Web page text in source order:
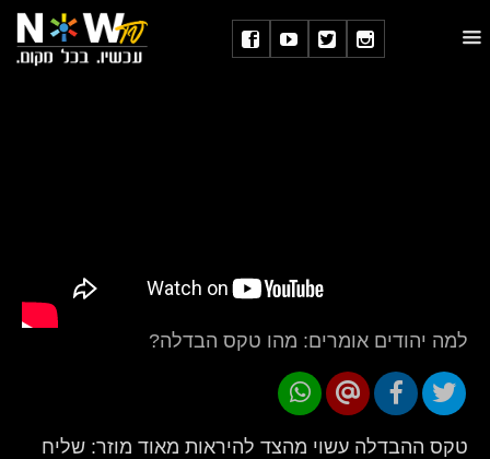
למה יהודים אומרים: מהו טקס הבדלה?
טקס ההבדלה עשוי מהצד להיראות מאוד מוזר: שליח